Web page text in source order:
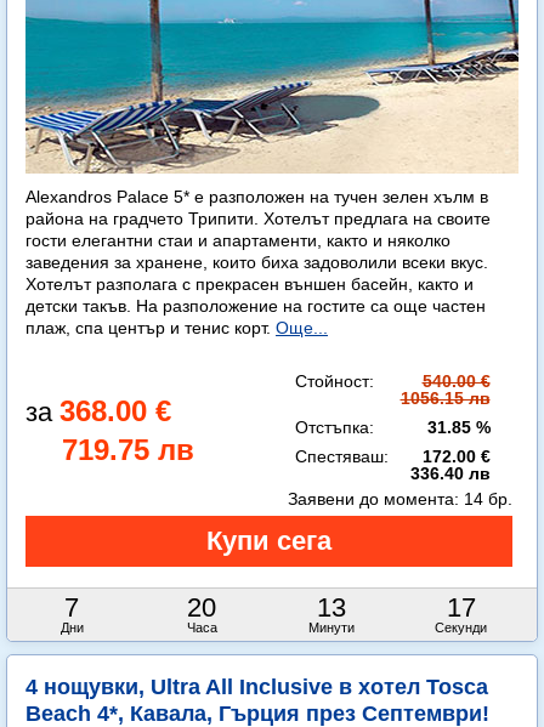
Alexandros Palace 5* e разположен на тучен зелен хълм в
района на градчето Трипити. Хотелът предлага на своите
гости елегантни стаи и апартаменти, както и няколко
заведения за хранене, които биха задоволили всеки вкус.
Хотелът разполага с прекрасен външен басейн, както и
детски такъв. На разположение на гостите са още частен
плаж, спа център и тенис корт. Още...
368.00 €
719.75 лв
Стойност:
540.00 €
1056.15 лв
Отстъпка:
31.85 %
Спестяваш:
172.00 €
336.40 лв
7
Дни
20
Часа
13
Минути
16
Секунди
Заявени до момента: 14 бр.
4 нощувки, Ultra All Inclusive в хотел Tosca
Beach 4*, Кавала, Гърция през Септември!